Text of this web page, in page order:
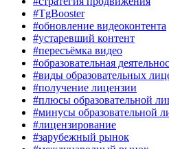
#TgBooster
#обновление видеоконтента
#устаревший контент
#пересъёмка видео
#образовательная
#виды образовательных
#получение лицензии
#плюсы образовательной
#минусы образовательной
#лицензирование
#зарубежный рынок